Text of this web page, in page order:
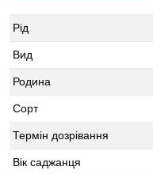
Рід
Вид
Родина
Сорт
Термін дозрівання
Вік саджанця